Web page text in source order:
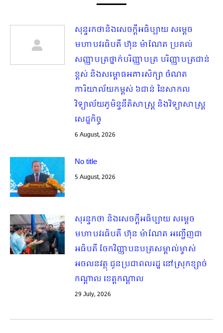
សុន្ទរកថានិងសេចក្ដីអធិប្បាយ សម្ដេច
មហាបវរធិបតី ហ៊ុន ម៉ាណែត ប្រគល់
សញ្ញាបត្រថ្នាក់បរិញ្ញាបត្រ បរិញ្ញាបត្រជាន់
ខ្ពស់ និងសម្ពោធអគារសិក្សា ចំណត
ការិយាល័យកម្ពស់ ៦ជាន់ នៃសាកល
វិទ្យាល័យភូមិន្ទនីតិសាស្ត្រ និងវិទ្យាសាស្ត្រ
សេដ្ឋកិច្ច
6 August, 2026
No title
5 August, 2026
សុរន្ទកថា និងសេចក្ដីអធិប្បាយ សម្ដេច
មហាបវរធិបតី ហ៊ុន ម៉ាណែត អញ្ជើញជា
អធិបតី ចែកវិញ្ញាបនបត្រសម្គាល់ម្ចាស់
អចលនវត្ថុ ជូនប្រជាពលរដ្ឋ នៅស្រុកខ្សាច់
កណ្តាល ខេត្តកណ្តាល
29 July, 2026